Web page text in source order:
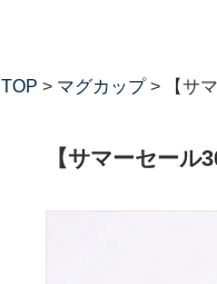
TOP > マグカップ> 【サ
【サマーセー